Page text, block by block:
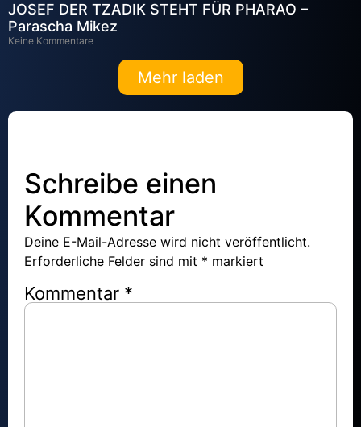
JOSEF DER TZADIK STEHT FÜR PHARAO –
Parascha Mikez
Keine Kommentare
Mehr laden
Schreibe einen
Kommentar
Deine E-Mail-Adresse wird nicht veröffentlicht.
Erforderliche Felder sind mit * markiert
Kommentar *